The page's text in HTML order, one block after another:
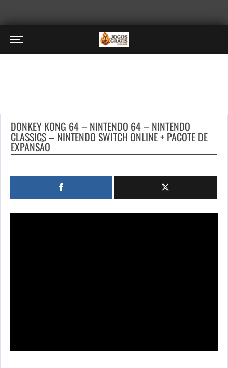
DONKEY KONG 64 – NINTENDO 64 – NINTENDO
CLASSICS – NINTENDO SWITCH ONLINE + PACOTE DE
EXPANSÃO